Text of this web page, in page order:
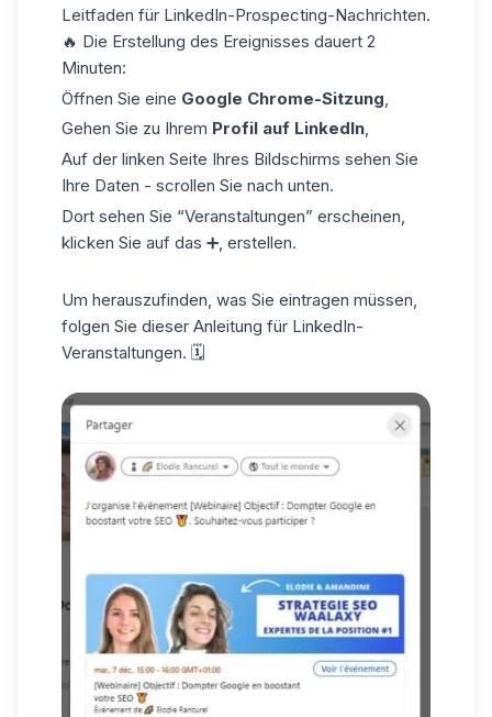
Leitfaden für LinkedIn-Prospecting-Nachrichten.
🔥 Die Erstellung des Ereignisses dauert 2
Minuten:
Öffnen Sie eine Google Chrome-Sitzung
Gehen Sie zu Ihrem Profil auf LinkedIn,
Auf der linken Seite Ihres Bildschirms sehen Sie
Ihre Daten - scrollen Sie nach unten.
Dort sehen Sie “Veranstaltungen” erscheinen,
klicken Sie auf das ➕, erstellen.
Um herauszufinden, was Sie eintragen müssen,
folgen Sie dieser Anleitung für LinkedIn-
Veranstaltungen. 🗓️